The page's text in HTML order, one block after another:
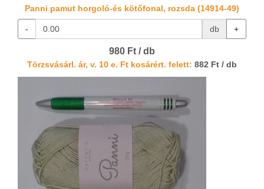
Panni pamut horgoló-és kötőfonal, rozsda (14914-49)
- db +
980 Ft / db
Törzsvásárl. ár, v. 10 e. Ft kosárért. felett: 882 Ft / db